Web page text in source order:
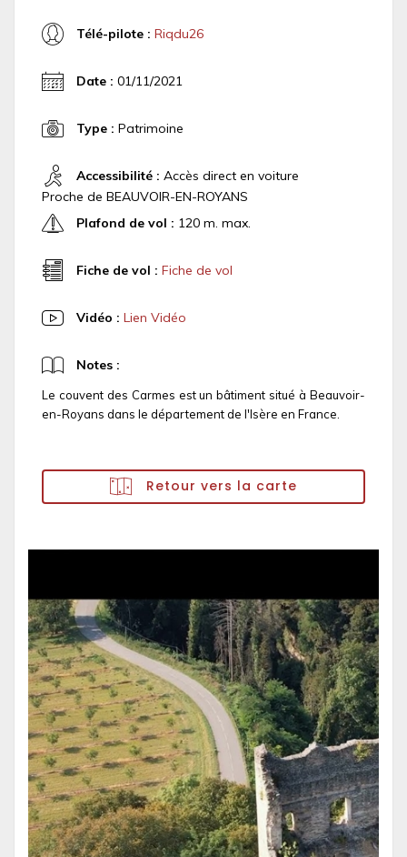
Télé-pilote : Riqdu26
Date : 01/11/2021
Type : Patrimoine
Accessibilité : Accès direct en voiture
Proche de BEAUVOIR-EN-ROYANS
Plafond de vol : 120 m. max.
Fiche de vol : Fiche de vol
Vidéo : Lien Vidéo
Notes :
Le couvent des Carmes est un bâtiment situé à Beauvoir-
en-Royans dans le département de l'Isère en France.
Retour vers la carte